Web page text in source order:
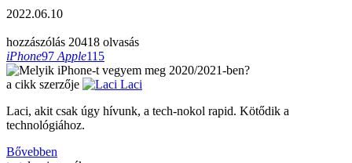
2022.06.10
hozzászólás 20418 olvasás
iPhone97 Apple115
a cikk szerzője
Laci
Laci, akit csak úgy hívunk, a tech-nokol rapid. Kötődik a
technológiához.
Bővebben